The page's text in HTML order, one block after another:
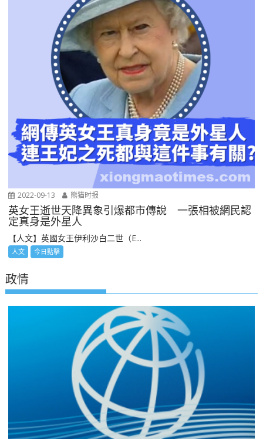
2022-09-13 熊猫时报
英女王逝世天降異象引爆都市傳說 一張相被網民認
定真身是外星人
【人文】英國女王伊利沙白二世（E...
人文 今日點擊
政情